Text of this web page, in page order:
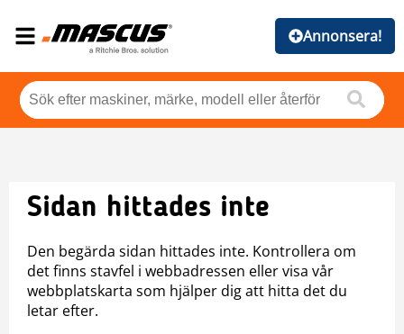
Annonsera!
Sidan hittades inte
Den begärda sidan hittades inte. Kontrollera om
det finns stavfel i webbadressen eller visa vår
webbplatskarta som hjälper dig att hitta det du
letar efter.